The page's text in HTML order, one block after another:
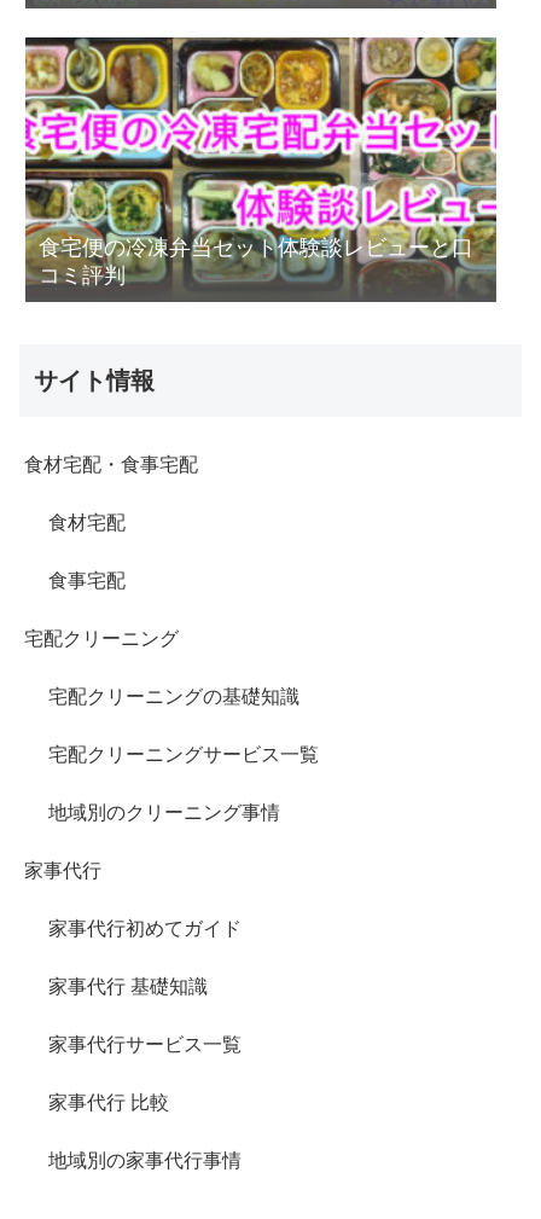
食宅便の冷凍弁当セット体験談レビューと口
コミ評判
サイト情報
食材宅配・食事宅配
食材宅配
食事宅配
宅配クリーニング
宅配クリーニングの基礎知識
宅配クリーニングサービス一覧
地域別のクリーニング事情
家事代行
家事代行初めてガイド
家事代行 基礎知識
家事代行サービス一覧
家事代行 比較
地域別の家事代行事情